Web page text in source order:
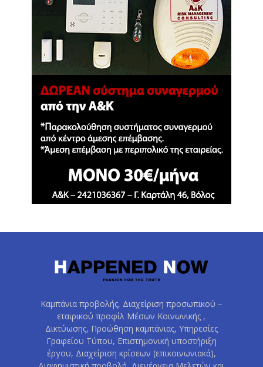
Καμπάνια προβολής, Διαχείριση προσωπικού –
εταιρικού προφίλ Μέσων Κοινωνικής ,
Δικτύωσης, Προώθηση καμπάνιας, Υπηρεσίες
Γραφείου Τύπου, Επιστημονική υποστήριξη
έργου, Διαχείριση κρίσεων (επικοινωνιακά),